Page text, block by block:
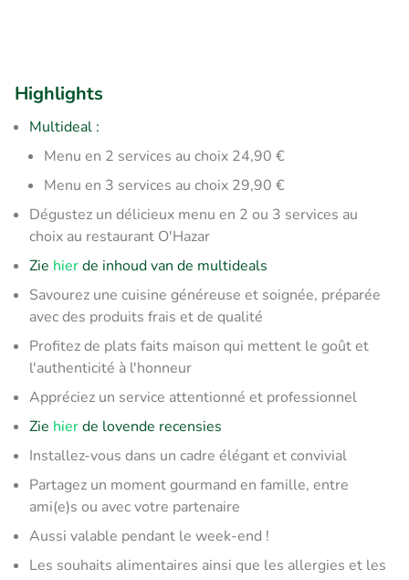
Highlights
Multideal :
Menu en 2 services au choix 24,90 €
Menu en 3 services au choix 29,90 €
Dégustez un délicieux menu en 2 ou 3 services au
choix au restaurant O'Hazar
Zie hierde inhoud van de multideals
Savourez une cuisine généreuse et soignée, préparée
avec des produits frais et de qualité
Profitez de plats faits maison qui mettent le goût et
l'authenticité à l'honneur
Appréciez un service attentionné et professionnel
Zie hierde lovende recensies
Installez-vous dans un cadre élégant et convivial
Partagez un moment gourmand en famille, entre
ami(e)s ou avec votre partenaire
Aussi valable pendant le week-end !
Les souhaits alimentaires ainsi que les allergies et les